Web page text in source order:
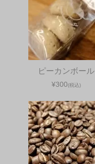
ピーカンボール
¥300(税込)